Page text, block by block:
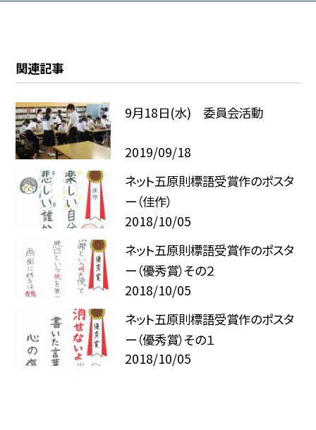
関連記事
9月18日(水) 委員会活動
2019/09/18
ネット五原則標語受賞作のポスタ
ー（佳作）
2018/10/05
ネット五原則標語受賞作のポスタ
ー（優秀賞）その２
2018/10/05
ネット五原則標語受賞作のポスタ
ー（優秀賞）その１
2018/10/05